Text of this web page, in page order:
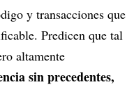
y transacciones que
Predicen que tal
altamente
sin precedentes,